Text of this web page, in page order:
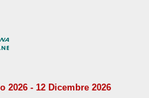
2026 - 12 Dicembre 2026